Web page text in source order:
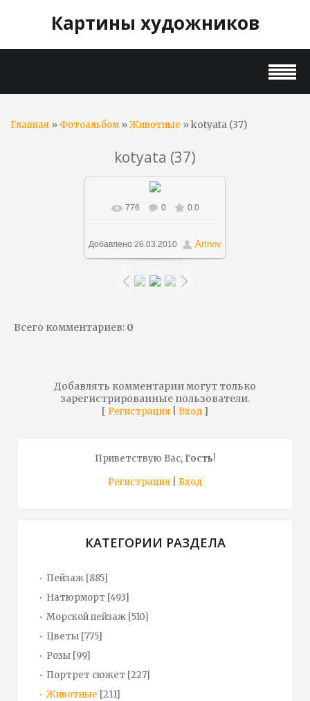
Картины художников
Главная » Фотоальбом»Животные » kotyata (37)
kotyata (37)
В реальном размере
1024x768 / 87.5Kb
776 0 0.0
Добавлено 26.03.2010 Artnov
Всего комментариев: 0
Добавлять комментарии могут только
зарегистрированные пользователи.
[ Регистрация Вход ]
Приветствую Вас,Гость!
Регистрация
Вход
КАТЕГОРИИ РАЗДЕЛА
Пейзаж [885]
Натюрморт [493]
Морской пейзаж [510]
Цветы [775]
Розы [99]
Портрет сюжет [227]
Животные [211]